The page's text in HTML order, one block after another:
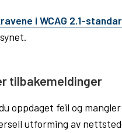
i WCAG 2.1-
tilbakemeldinger
oppdaget feil og
utforming av